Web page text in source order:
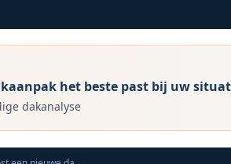
het beste past bij uw
dakanalyse